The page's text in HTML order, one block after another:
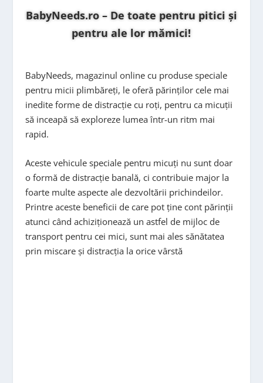
BabyNeeds.ro – De toate pentru pitici și
pentru ale lor mămici!
BabyNeeds, magazinul online cu produse speciale
pentru micii plimbăreți, le oferă părinților cele mai
inedite forme de distracție cu roți, pentru ca micuții
să inceapă să exploreze lumea într-un ritm mai
rapid.
Aceste vehicule speciale pentru micuți nu sunt doar
o formă de distracție banală, ci contribuie major la
foarte multe aspecte ale dezvoltării prichindeilor.
Printre aceste beneficii de care pot ține cont părinții
atunci când achiziționează un astfel de mijloc de
transport pentru cei mici, sunt mai ales sănătatea
prin miscare și distracția la orice vârstă